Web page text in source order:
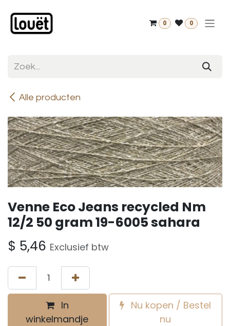
0 0
Alle producten
Venne Eco Jeans recycled Nm
12/2 50 gram 19-6005 sahara
$ 5,46 Exclusief btw
In
winkelmandje
Nu kopen / Bestel
nu